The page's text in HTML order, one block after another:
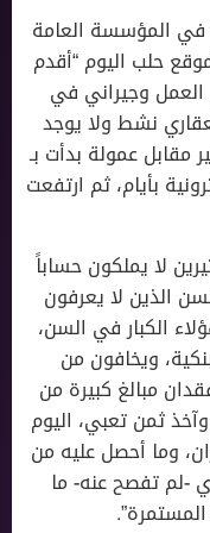
موظفة في المؤسسة العامة
حلب اليوم “أقدم
العمل وجيراني في
نشط ولا يوجد
مقابل عمولة بدأت بـ
بأيام، ثم ارتفعت
لا يملكون حساباً
الذين لا يعرفون
الكبار في السن،
ويخافون من
مبالغ كبيرة من
ثمن تعبي، اليوم
وما أحصل عليه من
-لم تفصح عنه- ما